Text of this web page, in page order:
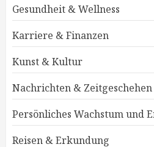
Gesundheit & Wellness
Karriere & Finanzen
Kunst & Kultur
Nachrichten & Zeitgeschehen
Persönliches Wachstum und
Reisen & Erkundung